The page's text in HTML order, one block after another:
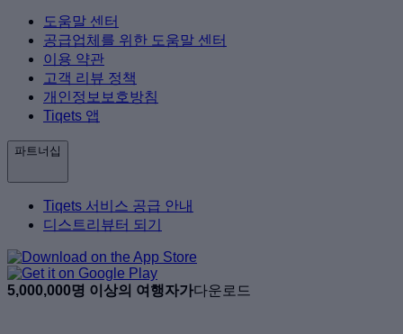
도움말 센터
공급업체를 위한 도움말 센터
이용 약관
고객 리뷰 정책
개인정보보호방침
Tiqets 앱
파트너십
Tiqets 서비스 공급 안내
디스트리뷰터 되기
5,000,000명 이상의 여행자가다운로드